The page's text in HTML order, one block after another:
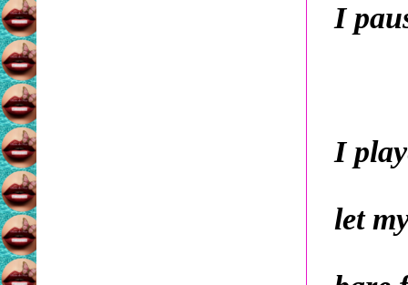
I
I
let